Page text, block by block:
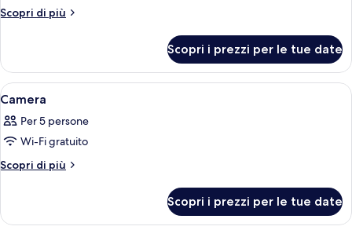
per
Scopri di più
Altri
Scopri i prezzi per le tue date
Apri
tutte
le
foto
per
Una camera d'albergo con due letti,
2
Camera
Per 5 persone
Wi-Fi gratuito
Scopri di più
Altri
Scopri i prezzi per le tue date